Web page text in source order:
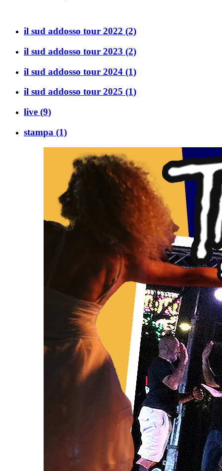
il sud addosso tour 2022 (2)
il sud addosso tour 2023 (2)
il sud addosso tour 2024 (1)
il sud addosso tour 2025 (1)
live (9)
stampa (1)